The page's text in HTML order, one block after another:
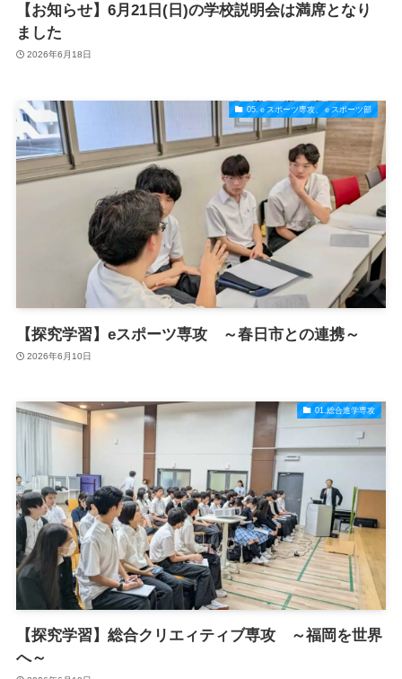
【お知らせ】6月21日(日)の学校説明会は満席となり
ました
2026年6月18日
05.ｅスポーツ専攻、ｅスポーツ部
【探究学習】eスポーツ専攻 ～春日市との連携～
2026年6月10日
01.総合進学専攻
【探究学習】総合クリエィティブ専攻 ～福岡を世界
へ～